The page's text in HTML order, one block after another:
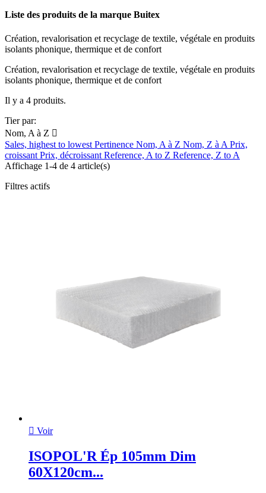
Liste des produits de la marque Buitex
Création, revalorisation et recyclage de textile, végétale en produits
isolants phonique, thermique et de confort
Création, revalorisation et recyclage de textile, végétale en produits
isolants phonique, thermique et de confort
Il y a 4 produits.
Tier par:
Nom, A à Z 
Sales, highest to lowest Pertinence Nom, A à Z Nom, Z à A Prix,
croissant Prix, décroissant Reference, A to Z Reference, Z to A
Affichage 1-4 de 4 article(s)
Filtres actifs
 Voir
ISOPOL'R Ép 105mm Dim
60X120cm...